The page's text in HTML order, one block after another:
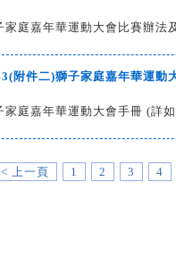
家庭嘉年華運動大會比賽辦法
附件二)獅子家庭嘉年華運動
家庭嘉年華運動大會手冊 (詳
< 上一頁 1 2 3 4